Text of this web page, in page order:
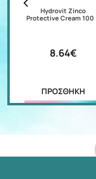
Hydrovit Zinco
Protective Cream 100
8.64€
ΠΡΟΣΘΗΚΗ